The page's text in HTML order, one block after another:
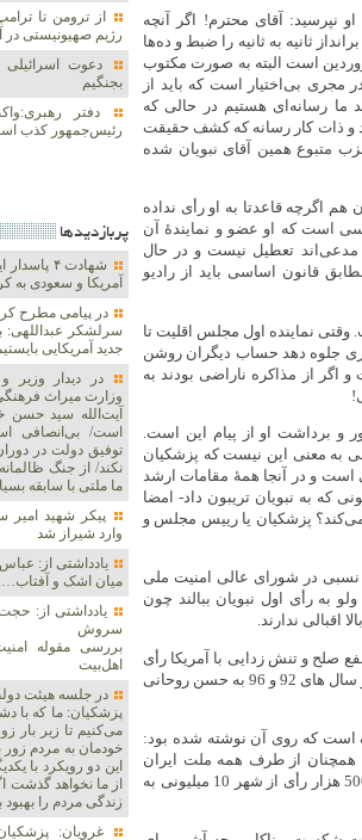
نپرسید: آقای محترم! اگر آنچه
ثانیه به ثانیه را ضبط و ده‌ها
است البته به صورت مکتوب
مجری بی‌اختیار است که باید از
ما رسانه‌ای هستیم در حالی که
و ذات کار رسانه که کشف حقیقت
متبوع همین آقای نبویان شده
اگرچه قاعدتا به او رأی نداده
است که او عضو و نمایندۀ آن
تعطیل نیست و در حال
قانون اساسی باید از رادیو
وقتی نماینده اول مجلس اقلیت تا
جلوه دهد حساب دیگران روشن
از مذاکره ناراضی بودند به
و برداشت او از پیام این است.
به معنی این نیست که پزشکیان
و در آنجا همۀ مقامات ارشد
که به نبویان تریبون داد- امضا
پزشکیان یا رییس مجلس و
نسبی در شورای عالی امنیت ملی
به رأی اول نبویان ببالند چون
ندارند.
و مجموعا طی 5 نوبت 100 میلیون به نفع صلح و تنش زدایی با آمریکا رأی
داده ‌اند: 42 میلیون به خاتمی در سال های 67 و 80. همچنین 42 میلیون در سال های 92 و 96 به حسن روحانی
مشترک‌اند ولی غرض 100 میلیون برگ است که روی آن نوشته شده بود:
همچنان از طرف همه ملت ایران
سخن بگویند؟ مگر آن که آن 100 میلیون برگ را به هیچ انگارند و همین 500 هزار رأی از شهر 10 میلیونی به
رژیم صهیونیستی در
دعوت اسرائیلی
بجنگیم
دفتر
رئیس‌جمهور کذب
پربازديدها
شهادت ۴
آمریکا و سعودی به
در پیامی مطرح
سرلشکر عبداللهی:
جدید آمریکایی
در دیدار وزیر
وزارت‌ میراث
آیت‌الله سید حسن
است/ بی‌انصافی
توفیق دولت‌ در
نکند/ از جنگ
ما ملتی با سابقه
پیکر شهید
وارد شیراز شد
یادداشتی از: عباس
میان اشک و آفتاب…
یادداشتی از:
سروش
بررسی مقوله
اهل‌بیت
در جلسه هیئت
پزشکیان: ما که با
می‌کنیم تا زیر بار
خودمان به مردم زور
این دو رویکرد با
از ما نخواهد گذشت
زندگی مردم را
غرویان: